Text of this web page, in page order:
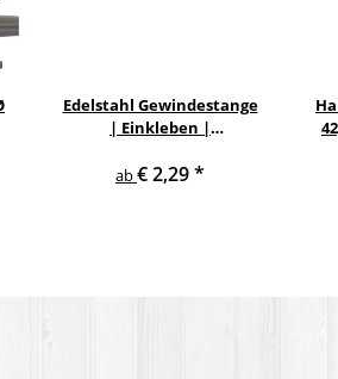
Edelstahl Gewindestange
| Einkleben |
ab€ 2,29*